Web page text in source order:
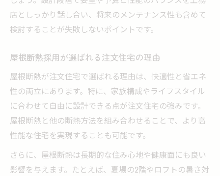
店としっかり話し合い、将来のメンテナンス性も含めて
検討することが失敗しないポイントです。
屋根断熱採用が選ばれる注文住宅の理由
屋根断熱が注文住宅で選ばれる理由は、快適性と省エネ
性の両立にあります。特に、家族構成やライフスタイル
に合わせて自由に設計できる点が注文住宅の強みです。
屋根断熱と他の断熱方法を組み合わせることで、より高
性能な住宅を実現することも可能です。
さらに、屋根断熱は長期的な住み心地や健康面にも良い
影響を与えます。たとえば、夏場の2階やロフトの暑さ対